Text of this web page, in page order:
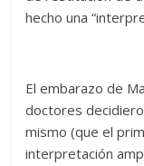
hecho una
El embarazo de
doctores
mismo (que el
interpretación